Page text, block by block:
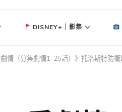
DISNEY+｜影集
劇情（分集劇情1-25話）》托洛斯特防